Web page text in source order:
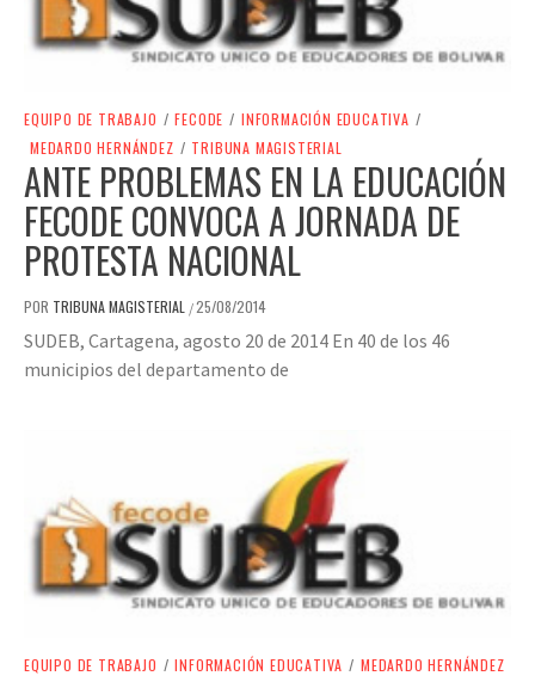
EQUIPO DE TRABAJO / FECODE / INFORMACIÓN EDUCATIVA /
MEDARDO HERNÁNDEZ / TRIBUNA MAGISTERIAL
ANTE PROBLEMAS EN LA EDUCACIÓN
FECODE CONVOCA A JORNADA DE
PROTESTA NACIONAL
POR TRIBUNA MAGISTERIAL /25/08/2014
SUDEB, Cartagena, agosto 20 de 2014 En 40 de los 46
municipios del departamento de
EQUIPO DE TRABAJO / INFORMACIÓN EDUCATIVA / MEDARDO HERNÁNDEZ